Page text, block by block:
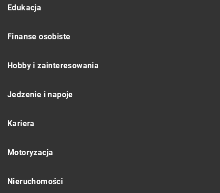
Edukacja
Finanse osobiste
Hobby i zainteresowania
Jedzenie i napoje
Kariera
Motoryzacja
Nieruchomości